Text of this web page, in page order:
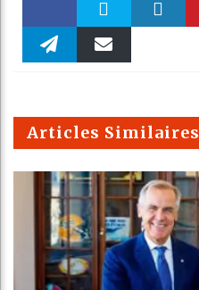
Faceboo Twitter
m
Articles Similaires